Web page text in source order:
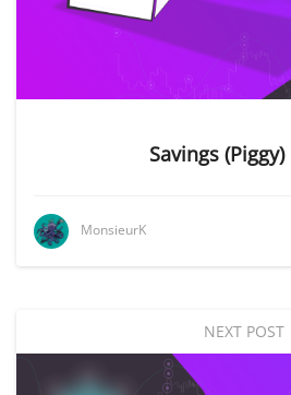
Savings
MonsieurK
NEXT POST